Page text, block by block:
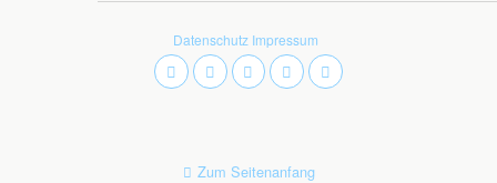
Datenschutz Impressum
Zum Seitenanfang